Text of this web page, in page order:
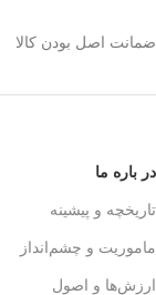
ضمانت اصل بودن کالا
در باره ما
تاریخچه و پیشینه
ماموریت و چشم‌انداز
ارزش‌ها و اصول